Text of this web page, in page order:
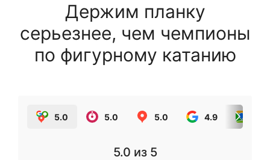
Держим планку
серьезнее, чем чемпионы
по фигурному катанию
5.0 5.0 5.0 4.9
5.0 из 5